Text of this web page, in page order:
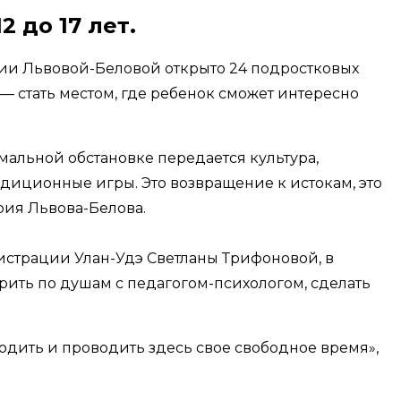
до 17 лет.
Львовой-Беловой открыто 24 подростковых
стать местом, где ребенок сможет интересно
обстановке передается культура,
игры. Это возвращение к истокам, это
Львова-Белова.
Улан-Удэ Светланы Трифоновой, в
по душам с педагогом-психологом, сделать
и проводить здесь свое свободное время»,